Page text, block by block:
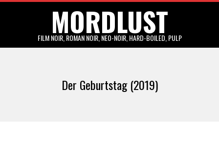
MORDLUST
FILM NOIR, ROMAN NOIR, NEO-NOIR, HARD-BOILED, PULP
Der Geburtstag (2019)